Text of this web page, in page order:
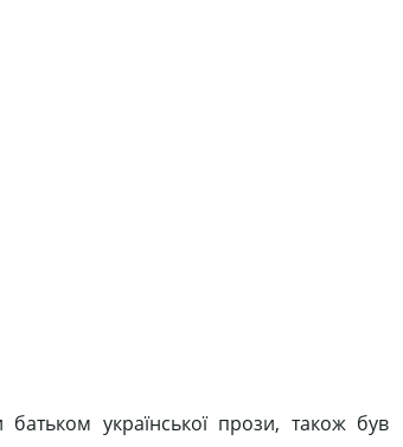
української прози, також був